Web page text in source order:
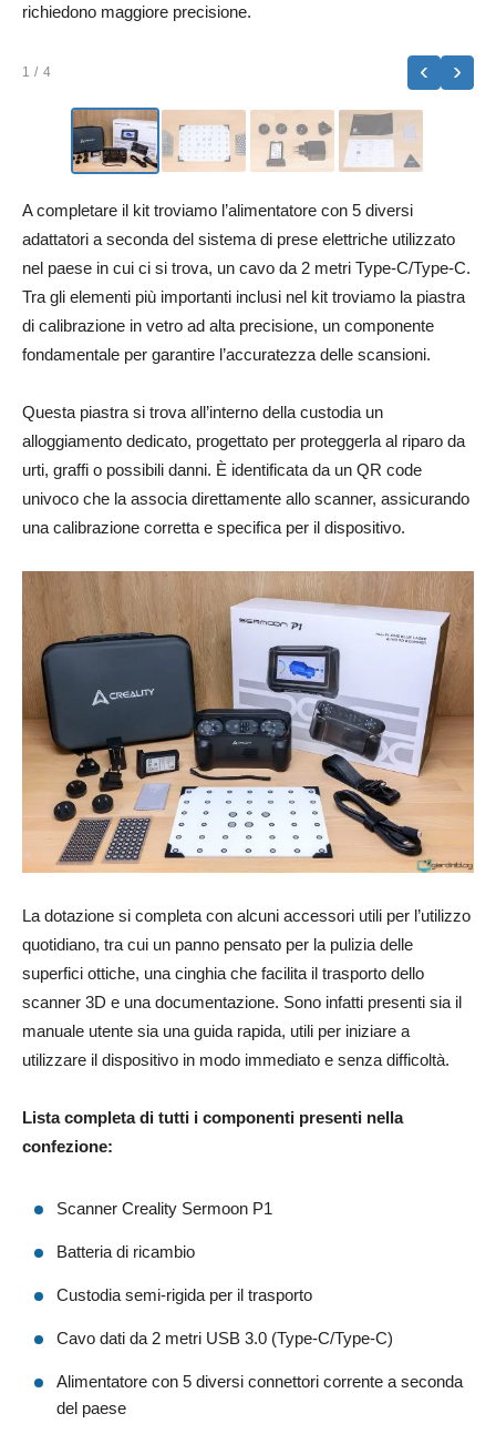
richiedono maggiore precisione.
1 / 4 ‹ ›
A completare il kit troviamo l’alimentatore con 5 diversi
adattatori a seconda del sistema di prese elettriche utilizzato
nel paese in cui ci si trova, un cavo da 2 metri Type-C/Type-C.
Tra gli elementi più importanti inclusi nel kit troviamo la piastra
di calibrazione in vetro ad alta precisione, un componente
fondamentale per garantire l’accuratezza delle scansioni.
Questa piastra si trova all’interno della custodia un
alloggiamento dedicato, progettato per proteggerla al riparo da
urti, graffi o possibili danni. È identificata da un QR code
univoco che la associa direttamente allo scanner, assicurando
una calibrazione corretta e specifica per il dispositivo.
La dotazione si completa con alcuni accessori utili per l’utilizzo
quotidiano, tra cui un panno pensato per la pulizia delle
superfici ottiche, una cinghia che facilita il trasporto dello
scanner 3D e una documentazione. Sono infatti presenti sia il
manuale utente sia una guida rapida, utili per iniziare a
utilizzare il dispositivo in modo immediato e senza difficoltà.
Lista completa di tutti i componenti presenti nella
confezione:
Scanner Creality Sermoon P1
Batteria di ricambio
Custodia semi-rigida per il trasporto
Cavo dati da 2 metri USB 3.0 (Type-C/Type-C)
Alimentatore con 5 diversi connettori corrente a seconda
del paese